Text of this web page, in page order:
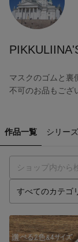
マスクのゴムと裏
不可のお品もござ
作品一覧 シリーズ